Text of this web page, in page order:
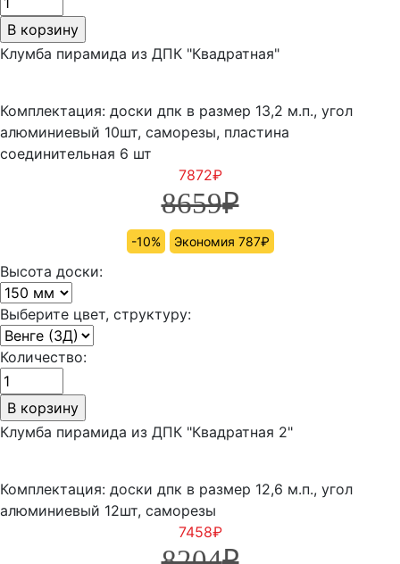
Клумба пирамида из ДПК "Квадратная"
Комплектация: доски дпк в размер 13,2 м.п., угол
алюминиевый 10шт, саморезы, пластина
соединительная 6 шт
7872₽
8659₽
-10% Экономия 787₽
Высота доски:
Выберите цвет, структуру:
Количество:
Клумба пирамида из ДПК "Квадратная 2"
Комплектация: доски дпк в размер 12,6 м.п., угол
алюминиевый 12шт, саморезы
7458₽